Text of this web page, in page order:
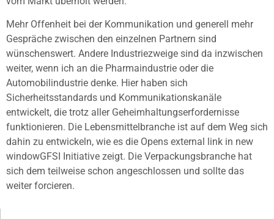
Mehr Offenheit bei der Kommunikation und generell mehr
Gespräche zwischen den einzelnen Partnern sind
wünschenswert. Andere Industriezweige sind da inzwischen
weiter, wenn ich an die Pharmaindustrie oder die
Automobilindustrie denke. Hier haben sich
Sicherheitsstandards und Kommunikationskanäle
entwickelt, die trotz aller Geheimhaltungserfordernisse
funktionieren. Die Lebensmittelbranche ist auf dem Weg sich
dahin zu entwickeln, wie es die Opens external link in new
windowGFSI Initiative zeigt. Die Verpackungsbranche hat
sich dem teilweise schon angeschlossen und sollte das
weiter forcieren.